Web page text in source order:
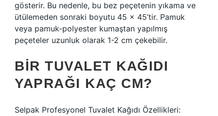
gösterir. Bu nedenle, bu bez peçetenin yıkama ve
ütülemeden sonraki boyutu 45 x 45’tir. Pamuk
veya pamuk-polyester kumaştan yapılmış
peçeteler uzunluk olarak 1-2 cm çekebilir.
BIR TUVALET KAĞIDI
YAPRAĞI KAÇ CM?
Selpak Profesyonel Tuvalet Kağıdı Özellikleri: